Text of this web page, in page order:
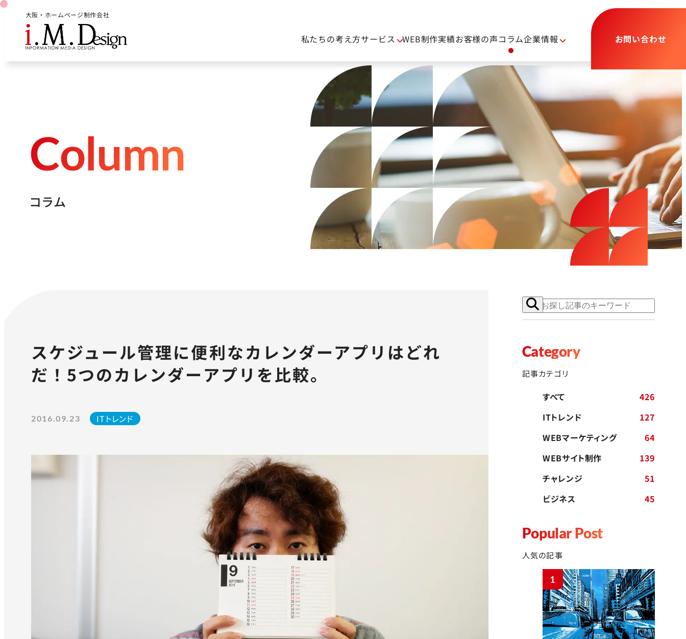
大阪・ホームページ制作会社
私たちの考え方サービス WEB制作実績お客様の声コラム企業情報 お問い合わせ
Column
コラム
スケジュール管理に便利なカレンダーアプリはどれ
だ！5つのカレンダーアプリを比較。
2016.09.23 ITトレンド
Category
記事カテゴリ
すべて
426
ITトレンド
127
WEBマーケティング
64
WEBサイト制作
139
チャレンジ
51
ビジネス
45
Popular Post
人気の記事
1